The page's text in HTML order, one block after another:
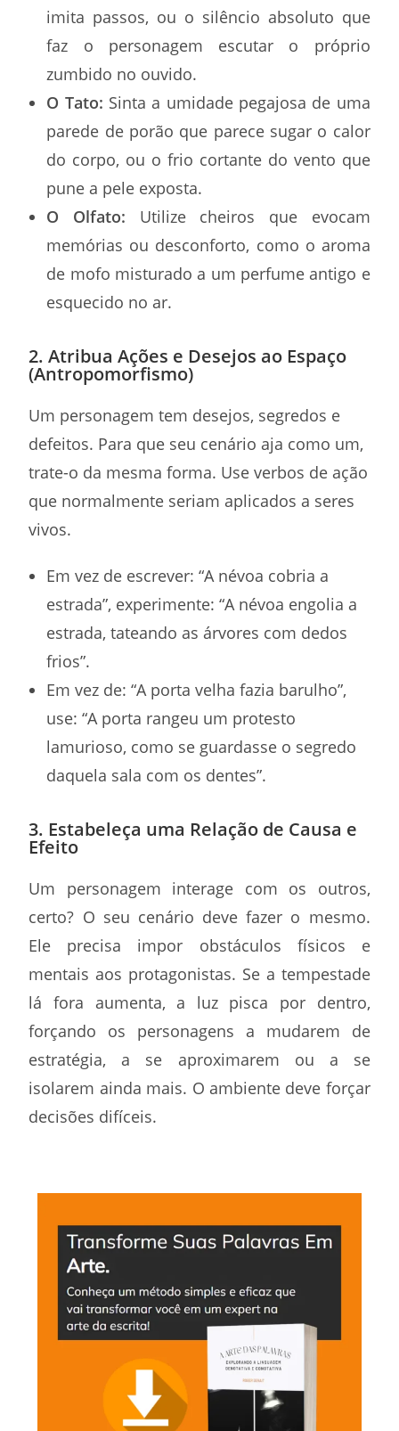
imita passos, ou o silêncio absoluto que
faz o personagem escutar o próprio
zumbido no ouvido.
O Tato: Sinta a umidade pegajosa de uma
parede de porão que parece sugar o calor
do corpo, ou o frio cortante do vento que
pune a pele exposta.
O Olfato: Utilize cheiros que evocam
memórias ou desconforto, como o aroma
de mofo misturado a um perfume antigo e
esquecido no ar.
2. Atribua Ações e Desejos ao Espaço
(Antropomorfismo)
Um personagem tem desejos, segredos e
defeitos. Para que seu cenário aja como um,
trate-o da mesma forma. Use verbos de ação
que normalmente seriam aplicados a seres
vivos.
Em vez de escrever: “A névoa cobria a
estrada”, experimente: “A névoa engolia a
estrada, tateando as árvores com dedos
frios”.
Em vez de: “A porta velha fazia barulho”,
use: “A porta rangeu um protesto
lamurioso, como se guardasse o segredo
daquela sala com os dentes”.
3. Estabeleça uma Relação de Causa e
Efeito
Um personagem interage com os outros,
certo? O seu cenário deve fazer o mesmo.
Ele precisa impor obstáculos físicos e
mentais aos protagonistas. Se a tempestade
lá fora aumenta, a luz pisca por dentro,
forçando os personagens a mudarem de
estratégia, a se aproximarem ou a se
isolarem ainda mais. O ambiente deve forçar
decisões difíceis.